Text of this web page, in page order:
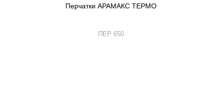
Перчатки АРАМАКС ТЕРМО
ПЕР 650